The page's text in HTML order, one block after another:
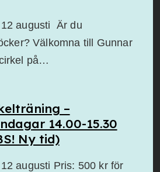
augusti Är du
Välkomna till Gunnar
på…
–
14.00-15.30
Ny tid)
augusti Pris: 500 kr för